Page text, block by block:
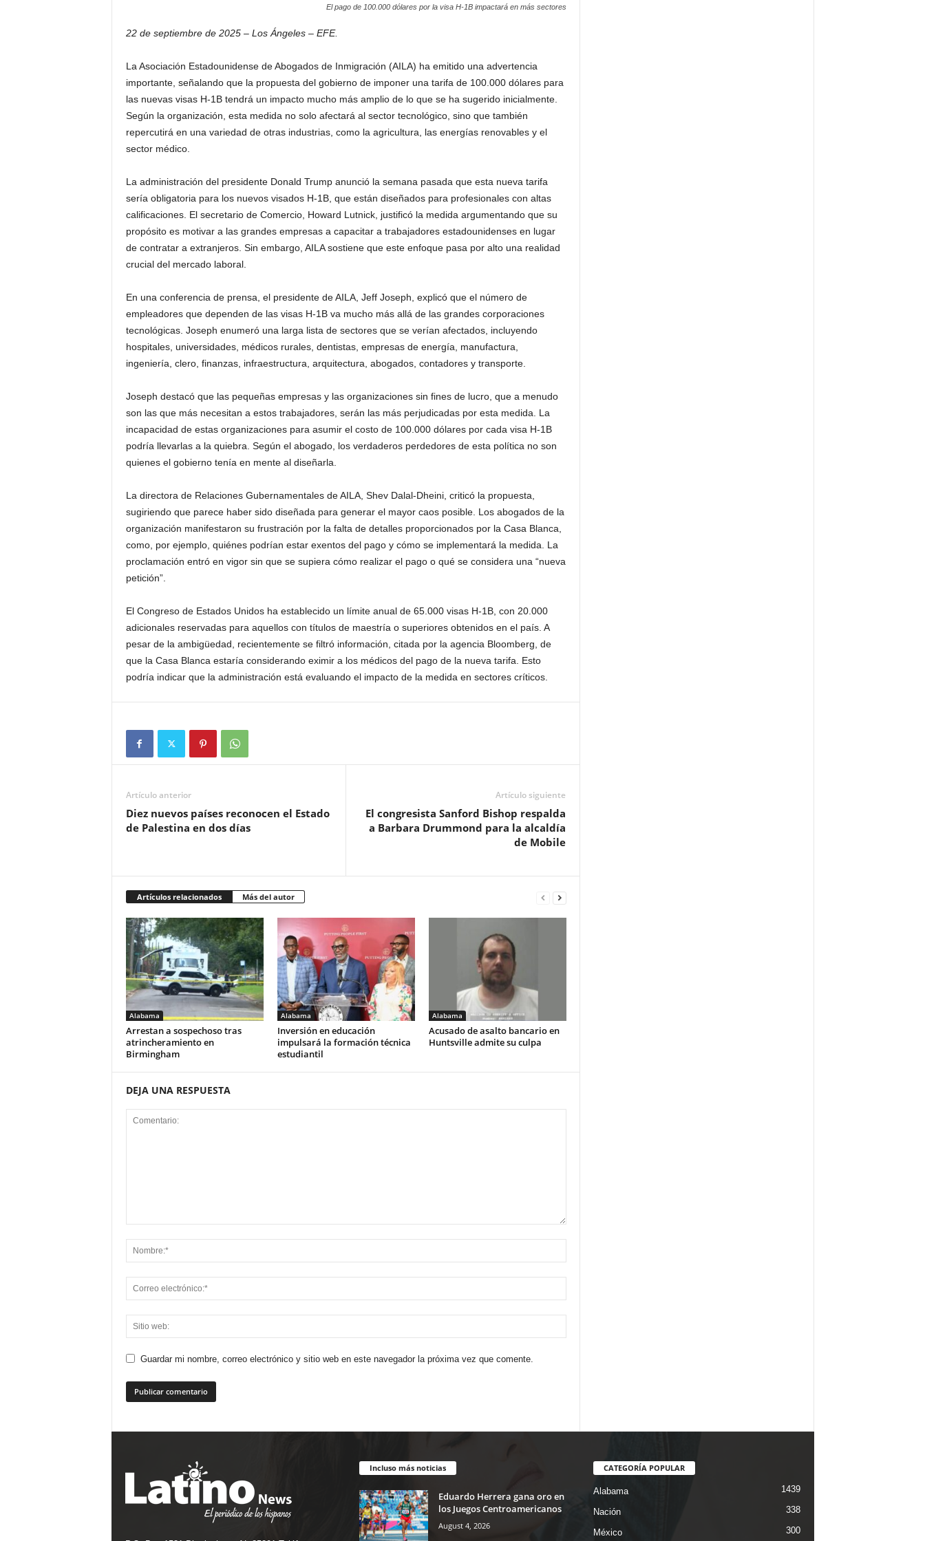
El pago de 100.000 dólares por la visa H-1B impactará en más sectores
22 de septiembre de 2025 – Los Ángeles – EFE.
La Asociación Estadounidense de Abogados de Inmigración (AILA) ha emitido una advertencia
importante, señalando que la propuesta del gobierno de imponer una tarifa de 100.000 dólares para
las nuevas visas H-1B tendrá un impacto mucho más amplio de lo que se ha sugerido inicialmente.
Según la organización, esta medida no solo afectará al sector tecnológico, sino que también
repercutirá en una variedad de otras industrias, como la agricultura, las energías renovables y el
sector médico.
La administración del presidente Donald Trump anunció la semana pasada que esta nueva tarifa
sería obligatoria para los nuevos visados H-1B, que están diseñados para profesionales con altas
calificaciones. El secretario de Comercio, Howard Lutnick, justificó la medida argumentando que su
propósito es motivar a las grandes empresas a capacitar a trabajadores estadounidenses en lugar
de contratar a extranjeros. Sin embargo, AILA sostiene que este enfoque pasa por alto una realidad
crucial del mercado laboral.
En una conferencia de prensa, el presidente de AILA, Jeff Joseph, explicó que el número de
empleadores que dependen de las visas H-1B va mucho más allá de las grandes corporaciones
tecnológicas. Joseph enumeró una larga lista de sectores que se verían afectados, incluyendo
hospitales, universidades, médicos rurales, dentistas, empresas de energía, manufactura,
ingeniería, clero, finanzas, infraestructura, arquitectura, abogados, contadores y transporte.
Joseph destacó que las pequeñas empresas y las organizaciones sin fines de lucro, que a menudo
son las que más necesitan a estos trabajadores, serán las más perjudicadas por esta medida. La
incapacidad de estas organizaciones para asumir el costo de 100.000 dólares por cada visa H-1B
podría llevarlas a la quiebra. Según el abogado, los verdaderos perdedores de esta política no son
quienes el gobierno tenía en mente al diseñarla.
La directora de Relaciones Gubernamentales de AILA, Shev Dalal-Dheini, criticó la propuesta,
sugiriendo que parece haber sido diseñada para generar el mayor caos posible. Los abogados de la
organización manifestaron su frustración por la falta de detalles proporcionados por la Casa Blanca,
como, por ejemplo, quiénes podrían estar exentos del pago y cómo se implementará la medida. La
proclamación entró en vigor sin que se supiera cómo realizar el pago o qué se considera una “nueva
petición”.
El Congreso de Estados Unidos ha establecido un límite anual de 65.000 visas H-1B, con 20.000
adicionales reservadas para aquellos con títulos de maestría o superiores obtenidos en el país. A
pesar de la ambigüedad, recientemente se filtró información, citada por la agencia Bloomberg, de
que la Casa Blanca estaría considerando eximir a los médicos del pago de la nueva tarifa. Esto
podría indicar que la administración está evaluando el impacto de la medida en sectores críticos.
Artículo anterior
Diez nuevos países reconocen el Estado
de Palestina en dos días
Artículo siguiente
El congresista Sanford Bishop respalda
a Barbara Drummond para la alcaldía
de Mobile
Artículos relacionados Más del autor
Alabama
Arrestan a sospechoso tras
atrincheramiento en
Birmingham
Alabama
Inversión en educación
impulsará la formación técnica
estudiantil
Alabama
Acusado de asalto bancario en
Huntsville admite su culpa
DEJA UNA RESPUESTA
Guardar mi nombre, correo electrónico y sitio web en este navegador la próxima vez que comente.
Incluso más noticias
Eduardo Herrera gana oro en
los Juegos Centroamericanos
August 4, 2026
CATEGORÍA POPULAR
Alabama 1439
Nación 338
México 300